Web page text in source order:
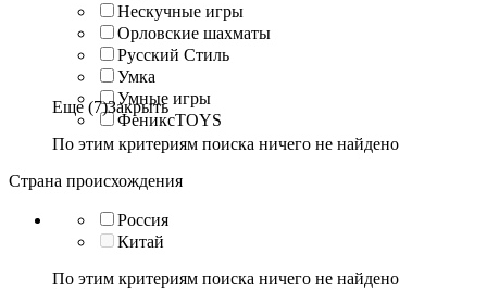
Нескучные игры
Орловские шахматы
Русский Стиль
Умка
Умные игры
ФениксTOYS
Еще (7)Закрыть
По этим критериям поиска ничего не найдено
Страна происхождения
Россия
Китай
По этим критериям поиска ничего не найдено